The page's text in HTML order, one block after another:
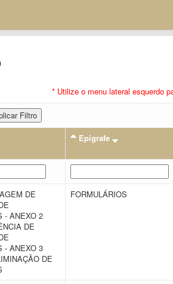
* Utilize o menu lateral esquerdo
Filtro
Epigrafe
DE
- ANEXO 2
DE
- ANEXO 3
DE
FORMULÁRIOS